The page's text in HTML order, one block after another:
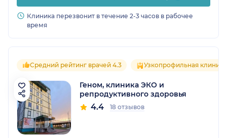
Клиника перезвонит в течение 2-3 часов в рабочее
время
Средний рейтинг врачей 4.3 Узкопрофильная клиника
Геном, клиника ЭКО и
репродуктивного здоровья
4.4 18 отзывов